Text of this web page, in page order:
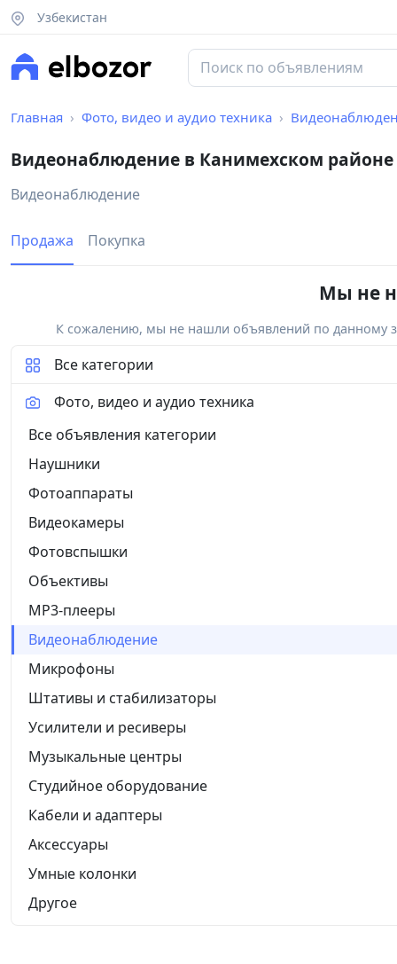
Узбекистан
Главная Фото, видео и аудио техника
Видеонаблюдение в Канимехском районе
Видеонаблюдение
Продажа Покупка
Мы не
К сожалению, мы не нашли объявлений по данному
Все категории
Фото, видео и аудио техника
Все объявления категории
Наушники
Фотоаппараты
Видеокамеры
Фотовспышки
Объективы
MP3-плееры
Видеонаблюдение
Микрофоны
Штативы и стабилизаторы
Усилители и ресиверы
Музыкальные центры
Студийное оборудование
Кабели и адаптеры
Аксессуары
Умные колонки
Другое